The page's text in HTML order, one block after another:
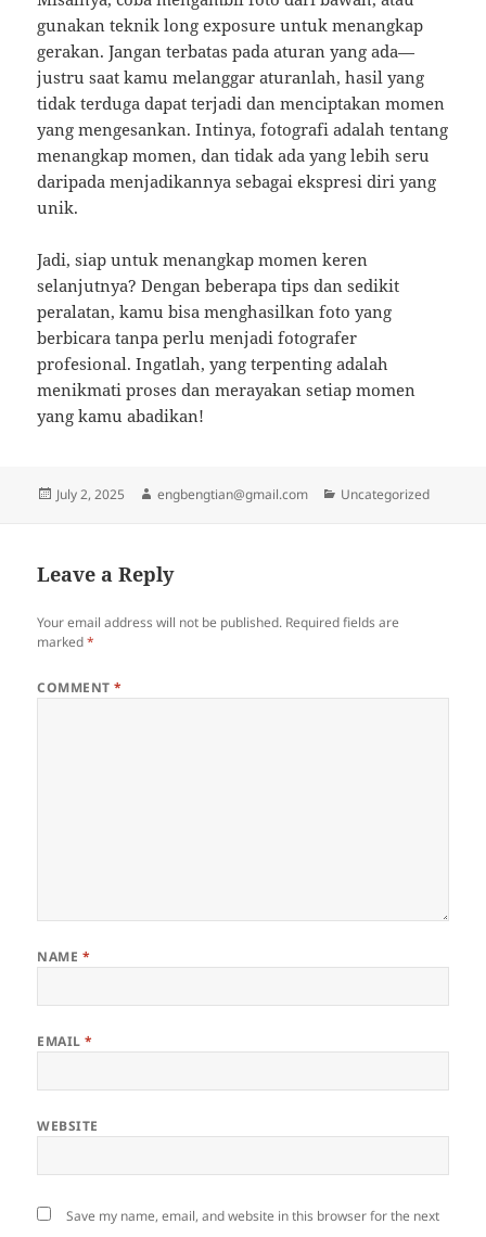
gunakan teknik long exposure untuk menangkap
gerakan. Jangan terbatas pada aturan yang ada—
justru saat kamu melanggar aturanlah, hasil yang
tidak terduga dapat terjadi dan menciptakan momen
yang mengesankan. Intinya, fotografi adalah tentang
menangkap momen, dan tidak ada yang lebih seru
daripada menjadikannya sebagai ekspresi diri yang
unik.
Jadi, siap untuk menangkap momen keren
selanjutnya? Dengan beberapa tips dan sedikit
peralatan, kamu bisa menghasilkan foto yang
berbicara tanpa perlu menjadi fotografer
profesional. Ingatlah, yang terpenting adalah
menikmati proses dan merayakan setiap momen
yang kamu abadikan!
Posted
July 2, 2025 Author
engbengtian@gmail.com Categories
Uncategorized
Leave a Reply
Your email address will not be published. Required fields are
marked*
COMMENT*
NAME *
EMAIL*
WEBSITE
Save my name, email, and website in this browser for the next